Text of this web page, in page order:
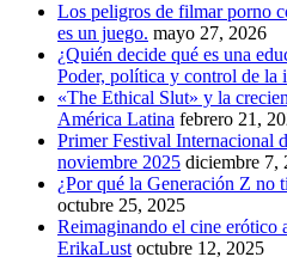
Los peligros de filmar porno
es un juego. mayo 27, 2026
¿Quién decide qué es una
Poder, política y control de la
«The Ethical Slut» y la
América Latina febrero 21,
Primer Festival
noviembre 2025 diciembre 7,
¿Por qué la Generación Z no
octubre 25, 2025
Reimaginando el cine erótico
ErikaLust octubre 12, 2025